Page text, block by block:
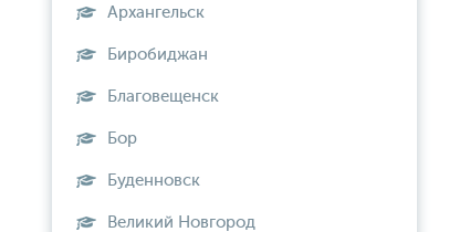
Архангельск
Биробиджан
Благовещенск
Бор
Буденновск
Великий Новгород